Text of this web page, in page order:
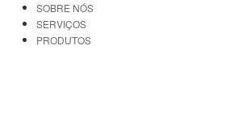
SOBRE NÓS
SERVIÇOS
PRODUTOS